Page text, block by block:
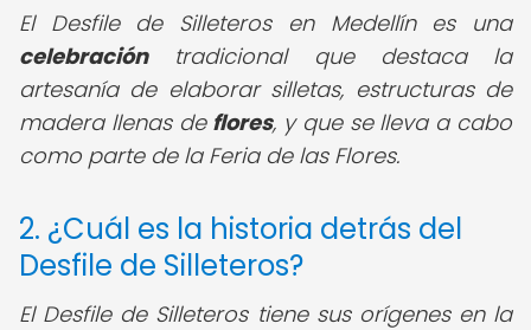
El Desfile de Silleteros en Medellín es una
celebracióntradicional que destaca la
artesanía de elaborar silletas, estructuras de
madera llenas de flores, y que se lleva a cabo
como parte de la Feria de las Flores.
2. ¿Cuál es la historia detrás del
Desfile de Silleteros?
El Desfile de Silleteros tiene sus orígenes en la